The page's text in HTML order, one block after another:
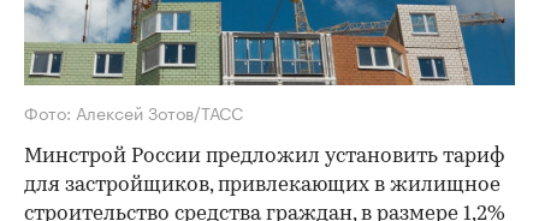
Фото: Алексей Зотов/ТАСС
Минстрой России предложил установить тариф
для застройщиков, привлекающих в жилищное
строительство средства граждан, в размере 1,2%